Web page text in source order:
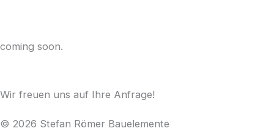
coming soon.
Wir freuen uns auf Ihre Anfrage!
© 2026 Stefan Römer Bauelemente